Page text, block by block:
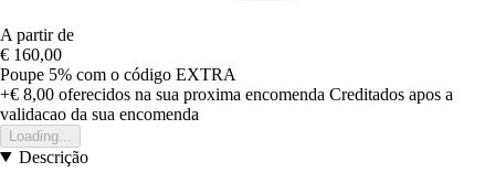
A partir de
€ 160,00
Poupe 5% com o código EXTRA
+€ 8,00 oferecidos na sua proxima encomenda Creditados apos a
validacao da sua encomenda
Loading...
Descrição